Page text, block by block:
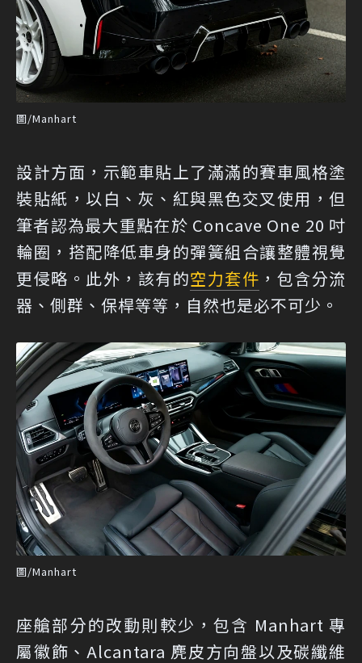
圖/Manhart
設計方面，示範車貼上了滿滿的賽車風格塗
裝貼紙，以白、灰、紅與黑色交叉使用，但
筆者認為最大重點在於 Concave One 20 吋
輪圈，搭配降低車身的彈簧組合讓整體視覺
更侵略。此外，該有的空力套件 ，包含分流
器、側群、保桿等等，自然也是必不可少。
圖/Manhart
座艙部分的改動則較少，包含 Manhart 專
屬徽飾、Alcantara 麂皮方向盤以及碳纖維